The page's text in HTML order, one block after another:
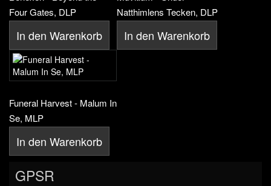
Four Gates, DLP
In den Warenkorb
Natthimlens Tecken, DLP
In den Warenkorb
Funeral Harvest - Malum In
Se, MLP
In den Warenkorb
GPSR